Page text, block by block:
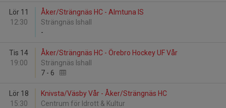
Lör 11
12:30
Åker/Strängnäs HC - Almtuna IS
Strängnäs Ishall
-
Tis 14
19:00
Åker/Strängnäs HC - Örebro Hockey UF Vår
Strängnäs Ishall
7 - 6
Lör 18
15:30
Knivsta/Väsby Vår - Åker/Strängnäs HC
Centrum för Idrott & Kultur